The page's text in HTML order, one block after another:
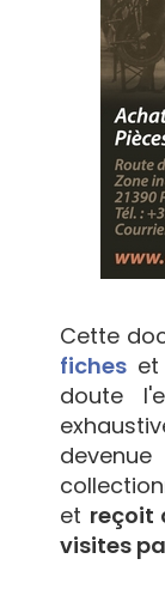
Cette
fiches
doute
et reçoit
visites